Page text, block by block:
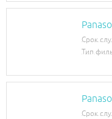
Срок
Тип
Срок